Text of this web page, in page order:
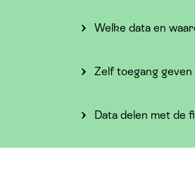
Welke data en
Zelf toegang
Data delen met de